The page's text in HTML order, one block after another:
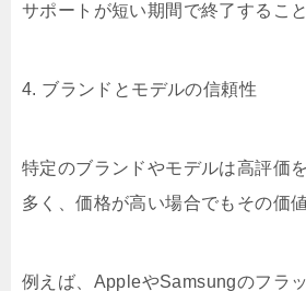
サポートが短い期間で終了するこ
4. ブランドとモデルの信頼性
特定のブランドやモデルは高評価
多く、価格が高い場合でもその価
例えば、AppleやSamsungのフラ